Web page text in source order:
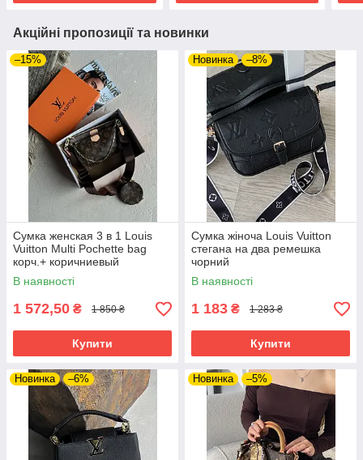
Акційні пропозиції та новинки
–15%
Сумка женская 3 в 1 Louis
Vuitton Multi Pochette bag
корч.+ коричниевый
В наявності
1 572,50 ₴ 1 850 ₴
Купити
Новинка –8%
Сумка жіноча Louis Vuitton
стегана на два ремешка
чорний
В наявності
1 183 ₴ 1 283 ₴
Купити
Новинка –6% Новинка –5%